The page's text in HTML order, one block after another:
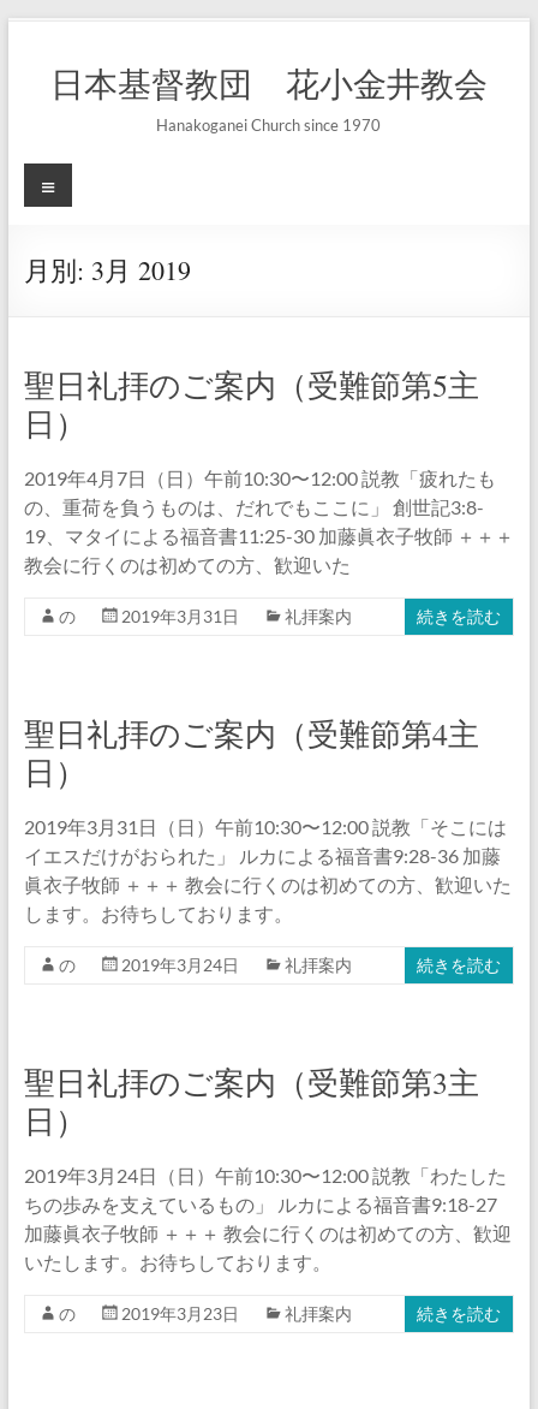
日本基督教団 花小金井教会
Hanakoganei Church since 1970
メ
ニ
ー
月別: 3月 2019
聖日礼拝のご案内（受難節第5主
日）
2019年4月7日（日）午前10:30〜12:00 説教「疲れたも
の、重荷を負うものは、だれでもここに」 創世記3:8-
19、マタイによる福音書11:25-30 加藤眞衣子牧師 ＋＋＋
教会に行くのは初めての方、歓迎いた
の 2019年3月31日 礼拝案内 続きを読む
聖日礼拝のご案内（受難節第4主
日）
2019年3月31日（日）午前10:30〜12:00 説教「そこには
イエスだけがおられた」 ルカによる福音書9:28-36 加藤
眞衣子牧師 ＋＋＋ 教会に行くのは初めての方、歓迎いた
します。お待ちしております。
の 2019年3月24日 礼拝案内 続きを読む
聖日礼拝のご案内（受難節第3主
日）
2019年3月24日（日）午前10:30〜12:00 説教「わたした
ちの歩みを支えているもの」 ルカによる福音書9:18-27
加藤眞衣子牧師 ＋＋＋ 教会に行くのは初めての方、歓迎
いたします。お待ちしております。
の 2019年3月23日 礼拝案内 続きを読む